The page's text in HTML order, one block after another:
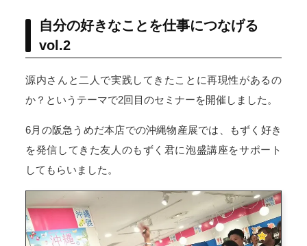
自分の好きなことを仕事につなげる
vol.2
源内さんと二人で実践してきたことに再現性があるの
か？というテーマで2回目のセミナーを開催しました。
6月の阪急うめだ本店での沖縄物産展では、もずく好き
を発信してきた友人のもずく君に泡盛講座をサポート
してもらいました。